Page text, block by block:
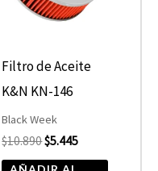
Filtro de Aceite
K&N KN-146
Black Week
$10.890$5.445